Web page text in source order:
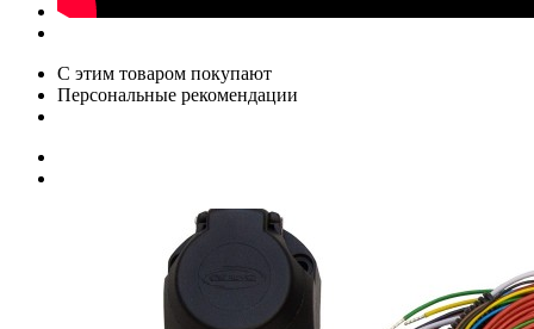
С этим товаром покупают
Персональные рекомендации